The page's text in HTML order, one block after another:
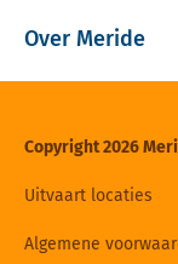
Over Meride
Copyright 2026
Uitvaart locaties
Algemene